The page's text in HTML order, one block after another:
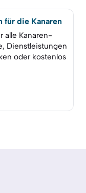
für die Kanaren
alle Kanaren-
Dienstleistungen
oder kostenlos